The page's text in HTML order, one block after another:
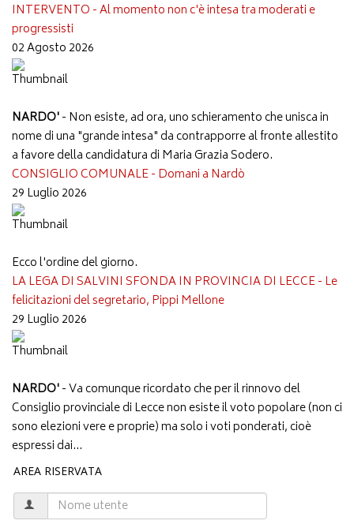
INTERVENTO - Al momento non c'è intesa tra moderati e
progressisti
02 Agosto 2026
NARDO'- Non esiste, ad ora, uno schieramento che unisca in
nome di una "grande intesa" da contrapporre al fronte allestito
a favore della candidatura di Maria Grazia Sodero.
CONSIGLIO COMUNALE - Domani a Nardò
29 Luglio 2026
Ecco l'ordine del giorno.
LA LEGA DI SALVINI SFONDA IN PROVINCIA DI LECCE - Le
felicitazioni del segretario, Pippi Mellone
29 Luglio 2026
NARDO'- Va comunque ricordato che per il rinnovo del
Consiglio provinciale di Lecce non esiste il voto popolare (non ci
sono elezioni vere e proprie) ma solo i voti ponderati, cioè
espressi dai...
AREA RISERVATA